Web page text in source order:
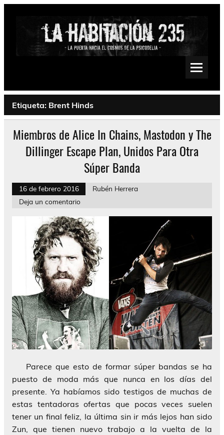
Saltar
Psychedelic, Stoner, Doom, Sludge, Fuzz, Space, Drone
Etiqueta: Brent Hinds
Miembros de Alice In Chains, Mastodon y The
Dillinger Escape Plan, Unidos Para Otra
Súper Banda
16 de febrero 2016
Rubén Herrera
Deja un comentario
Parece que esto de formar súper bandas se ha
puesto de moda más que nunca en los días del
presente. Ya habíamos sido testigos de muchas de
estas tentadoras ofertas que pocas veces suelen
tener un final feliz, la última sin ir más lejos han sido
Zun, que tienen nuevo trabajo a la vuelta de la